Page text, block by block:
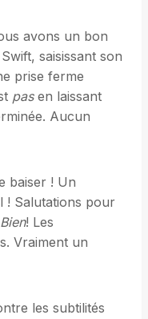
avons un bon
saisissant son
prise ferme
pasen laissant
Aucun
baiser ! Un
! Salutations pour
Bien! Les
Vraiment un
les subtilités